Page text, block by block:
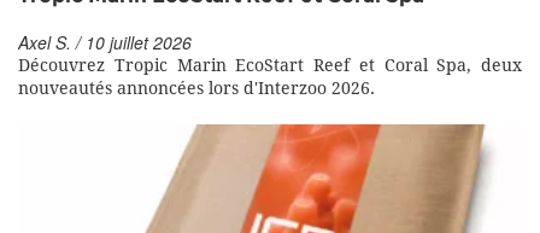
Axel S. / 10 juillet 2026
Découvrez Tropic Marin EcoStart Reef et Coral Spa, deux
nouveautés annoncées lors d'Interzoo 2026.